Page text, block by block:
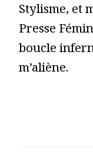
Stylisme, et
Presse
boucle
m’aliène.